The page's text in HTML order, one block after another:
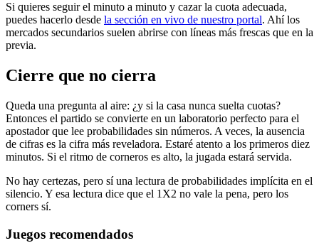
Si quieres seguir el minuto a minuto y cazar la cuota adecuada,
puedes hacerlo desde la sección en vivo de nuestro portal. Ahí los
mercados secundarios suelen abrirse con líneas más frescas que en la
previa.
Cierre que no cierra
Queda una pregunta al aire: ¿y si la casa nunca suelta cuotas?
Entonces el partido se convierte en un laboratorio perfecto para el
apostador que lee probabilidades sin números. A veces, la ausencia
de cifras es la cifra más reveladora. Estaré atento a los primeros diez
minutos. Si el ritmo de corneros es alto, la jugada estará servida.
No hay certezas, pero sí una lectura de probabilidades implícita en el
silencio. Y esa lectura dice que el 1X2 no vale la pena, pero los
corners sí.
Juegos recomendados